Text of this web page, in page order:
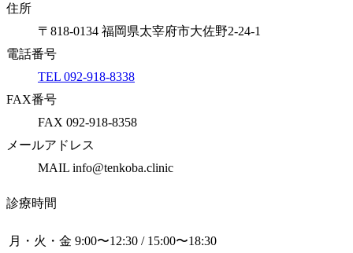
住所
〒818-0134 福岡県太宰府市大佐野2-24-1
電話番号
TEL 092-918-8338
FAX番号
FAX 092-918-8358
メールアドレス
MAIL info@tenkoba.clinic
診療時間
月・火・金 9:00〜12:30 / 15:00〜18:30